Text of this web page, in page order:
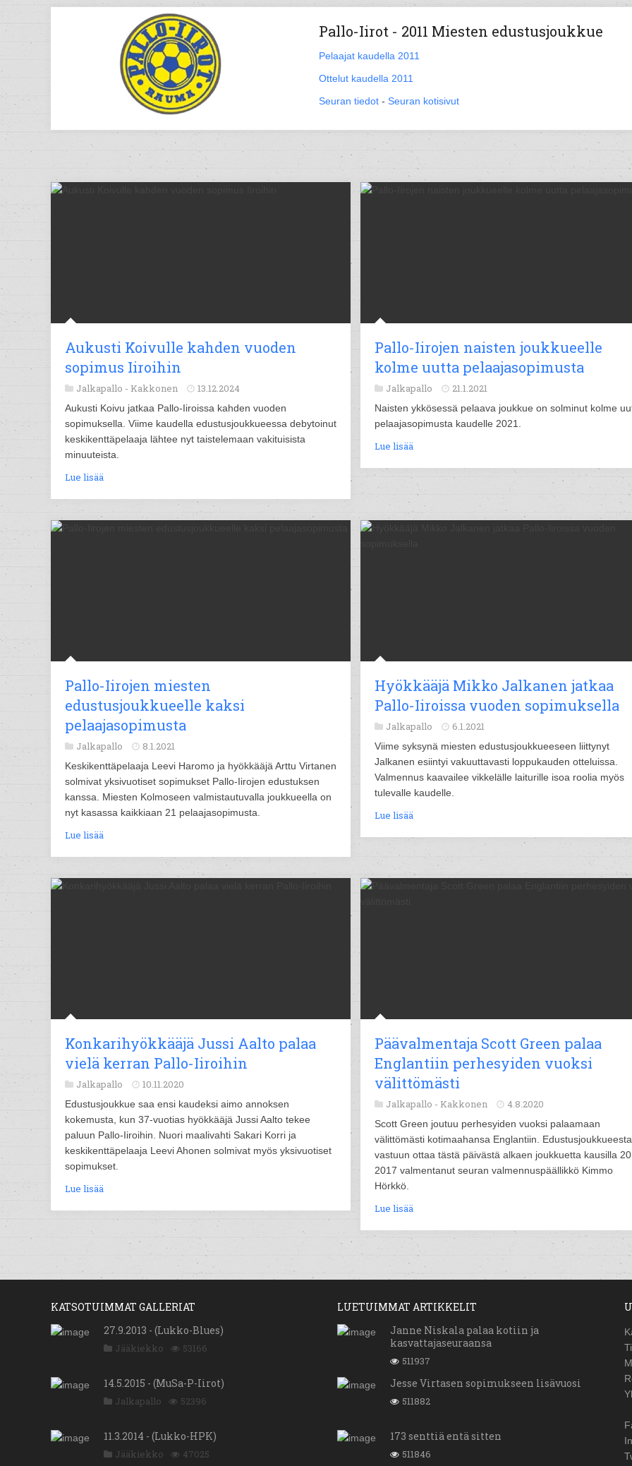
Pallo-Iirot - 2011 Miesten edustusjoukkue
Pelaajat kaudella 2011
Ottelut kaudella 2011
Seuran tiedot - Seuran kotisivut
Aukusti Koivulle kahden vuoden
sopimus Iiroihin
Jalkapallo - Kakkonen 13.12.2024
Aukusti Koivu jatkaa Pallo-Iiroissa kahden vuoden
sopimuksella. Viime kaudella edustusjoukkueessa debytoinut
keskikenttäpelaaja lähtee nyt taistelemaan vakituisista
minuuteista.
Lue lisää
Pallo-Iirojen naisten joukkueelle
kolme uutta pelaajasopimusta
Jalkapallo 21.1.2021
Naisten ykkösessä pelaava joukkue on solminut kolme
pelaajasopimusta kaudelle 2021.
Lue lisää
Pallo-Iirojen miesten
edustusjoukkueelle kaksi
pelaajasopimusta
Jalkapallo 8.1.2021
Keskikenttäpelaaja Leevi Haromo ja hyökkääjä Arttu Virtanen
solmivat yksivuotiset sopimukset Pallo-Iirojen edustuksen
kanssa. Miesten Kolmoseen valmistautuvalla joukkueella on
nyt kasassa kaikkiaan 21 pelaajasopimusta.
Lue lisää
Hyökkääjä Mikko Jalkanen jatkaa
Pallo-Iiroissa vuoden sopimuksella
Jalkapallo 6.1.2021
Viime syksynä miesten edustusjoukkueeseen liittynyt
Jalkanen esiintyi vakuuttavasti loppukauden otteluissa.
Valmennus kaavailee vikkelälle laiturille isoa roolia myös
tulevalle kaudelle.
Lue lisää
Konkarihyökkääjä Jussi Aalto palaa
vielä kerran Pallo-Iiroihin
Jalkapallo 10.11.2020
Edustusjoukkue saa ensi kaudeksi aimo annoksen
kokemusta, kun 37-vuotias hyökkääjä Jussi Aalto tekee
paluun Pallo-Iiroihin. Nuori maalivahti Sakari Korri ja
keskikenttäpelaaja Leevi Ahonen solmivat myös yksivuotiset
sopimukset.
Lue lisää
Päävalmentaja Scott Green palaa
Englantiin perhesyiden vuoksi
välittömästi
Jalkapallo - Kakkonen 4.8.2020
Scott Green joutuu perhesyiden vuoksi palaamaan
välittömästi kotimaahansa Englantiin. Edustusjoukkueesta
vastuun ottaa tästä päivästä alkaen joukkuetta kausilla
2017 valmentanut seuran valmennuspäällikkö Kimmo
Hörkkö.
Lue lisää
KATSOTUIMMAT GALLERIAT
27.9.2013 - (Lukko-Blues)
Jääkiekko 53166
14.5.2015 - (MuSa-P-Iirot)
Jalkapallo 52396
11.3.2014 - (Lukko-HPK)
Jääkiekko 47025
LUETUIMMAT ARTIKKELIT
Janne Niskala palaa kotiin ja
kasvattajaseuraansa
511937
Jesse Virtasen sopimukseen lisävuosi
511882
173 senttiä entä sitten
511846